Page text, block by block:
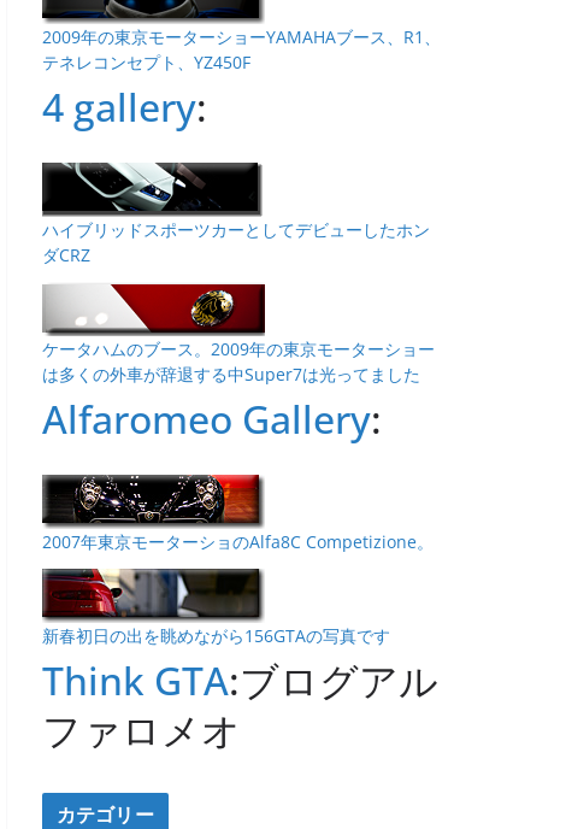
2009年の東京モーターショーYAMAHAブース、R1、
テネレコンセプト、YZ450F
4 gallery:
ハイブリッドスポーツカーとしてデビューしたホン
ダCRZ
ケータハムのブース。2009年の東京モーターショー
は多くの外車が辞退する中Super7は光ってました
Alfaromeo Gallery:
2007年東京モーターショのAlfa8C Competizione。
新春初日の出を眺めながら156GTAの写真です
Think GTA:ブログアル
ファロメオ
カテゴリー